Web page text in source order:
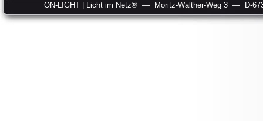
ON-LIGHT | Licht im Netz® — Moritz-Walther-Weg 3 — D-